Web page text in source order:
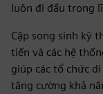
luôn đi đầu trong
Cặp song sinh kỹ
tiến và các hệ
giúp các tổ chức
tăng cường khả